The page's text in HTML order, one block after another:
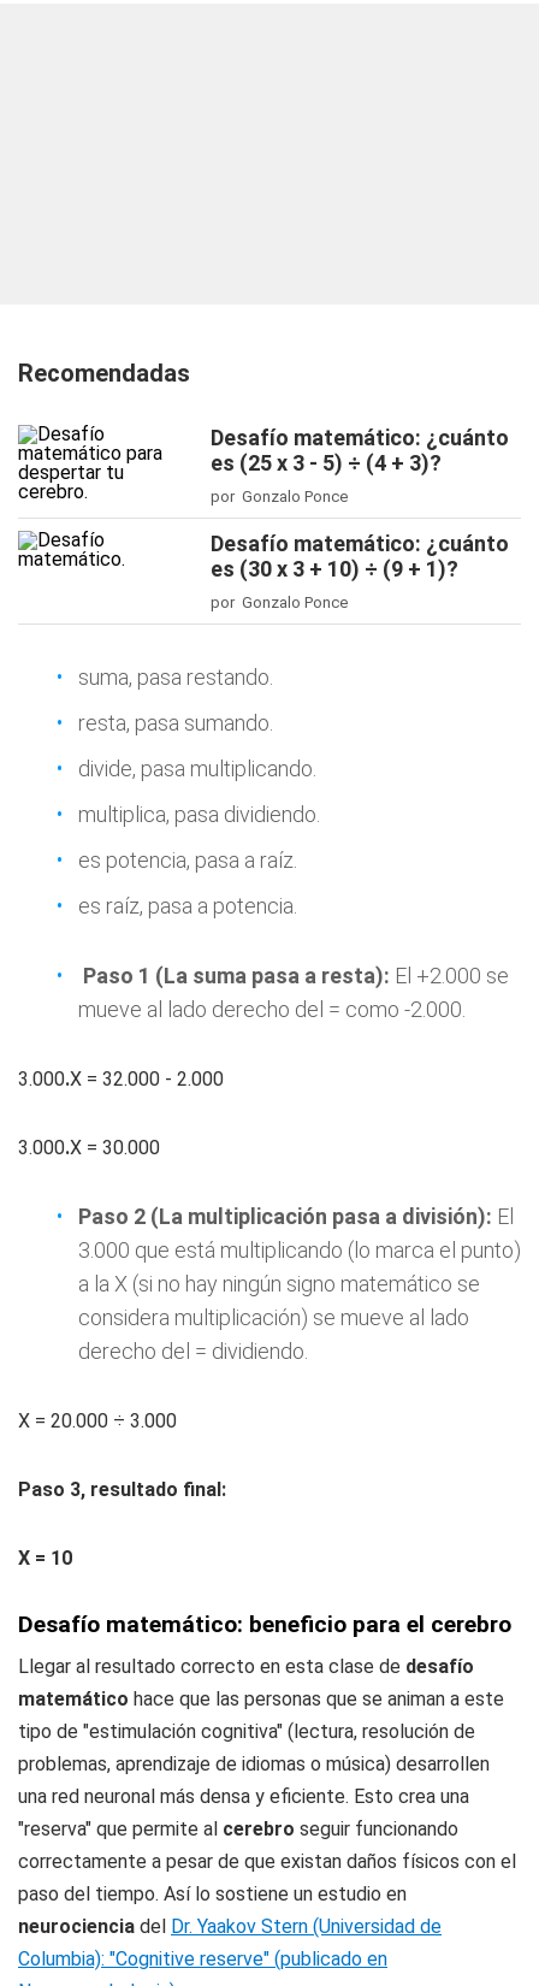
Recomendadas
Desafío matemático: ¿cuánto
es (25 x 3 - 5) ÷ (4 + 3)?
por Gonzalo Ponce
Desafío matemático: ¿cuánto
es (30 x 3 + 10) ÷ (9 + 1)?
por Gonzalo Ponce
suma, pasa restando.
resta, pasa sumando.
divide, pasa multiplicando.
multiplica, pasa dividiendo.
es potencia, pasa a raíz.
es raíz, pasa a potencia.
Paso 1 (La suma pasa a resta): El +2.000 se
mueve al lado derecho del = como -2.000.
3.000.X = 32.000 - 2.000
3.000.X = 30.000
Paso 2 (La multiplicación pasa a división): El
3.000 que está multiplicando (lo marca el punto)
a la X (si no hay ningún signo matemático se
considera multiplicación) se mueve al lado
derecho del = dividiendo.
X = 20.000 ÷ 3.000
Paso 3, resultado final:
X = 10
Desafío matemático: beneficio para el cerebro
Llegar al resultado correcto en esta clase de desafío
matemático hace que las personas que se animan a este
tipo de "estimulación cognitiva" (lectura, resolución de
problemas, aprendizaje de idiomas o música) desarrollen
una red neuronal más densa y eficiente. Esto crea una
"reserva" que permite al cerebro seguir funcionando
correctamente a pesar de que existan daños físicos con el
paso del tiempo. Así lo sostiene un estudio en
neurociencia del Dr. Yaakov Stern (Universidad de
Columbia): "Cognitive reserve" (publicado en